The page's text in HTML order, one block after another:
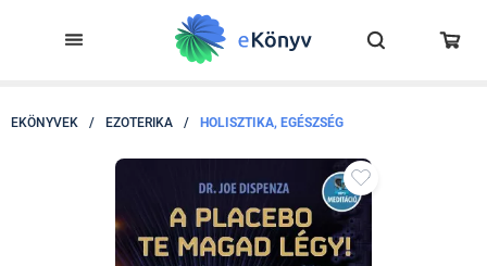
EKÖNYVEK / EZOTERIKA / HOLISZTIKA, EGÉSZSÉG